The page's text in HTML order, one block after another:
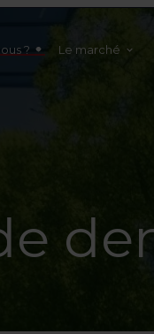
? Le marché